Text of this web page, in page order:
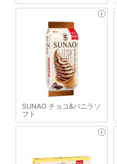
SUNAO チョコ&バニラソ
フト